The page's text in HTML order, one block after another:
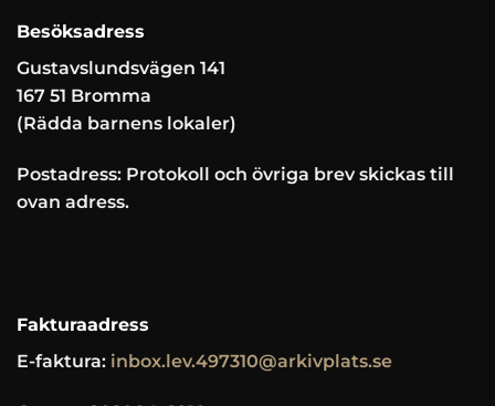
Besöksadress
Gustavslundsvägen 141
167 51 Bromma
(Rädda barnens lokaler)
Postadress: Protokoll och övriga brev skickas till
ovan adress.
Fakturaadress
E-faktura: inbox.lev.497310@arkivplats.se